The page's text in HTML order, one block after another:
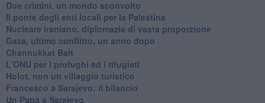
Due crimini, un mondo sconvolto
Il ponte degli enti locali per la Palestina
Nucleare iraniano, diplomazia di vasta proporzione
Gaza, ultimo conflitto, un anno dopo
Channukkat Bait
L'ONU per i profughi ed i rifugiati
Holot, non un villaggio turistico
Francesco a Sarajevo: il bilancio
Un Papa a Sarajevo